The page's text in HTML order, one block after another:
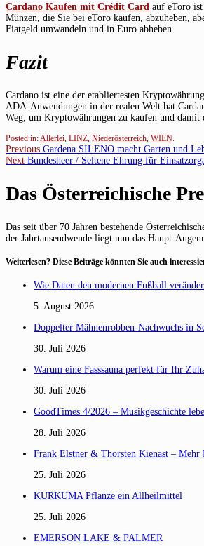
Cardano Kaufen mit Crédit Card auf eToro
Münzen, die Sie bei eToro kaufen, abzuheben,
Fiatgeld umwandeln und in Euro abheben.
Fazit
Cardano ist eine der etabliertesten
ADA-Anwendungen in der realen Welt hat
Weg, um Kryptowährungen zu kaufen und damit
Posted in:Allerlei, LINZ, Niederösterreich, WIEN.
Beitragsnavigation
Previous Previous
post:
Gardena SILENO macht Garten und
Next Next
Bundesheer / Seltene Ehrung für
Das Österreichische
Das seit über 70 Jahren bestehende
der Jahrtausendwende liegt nun das Haupt-
Weiterlesen? Diese Beiträge könnten Sie auch
Wie Daten den modernen Fußball
5. August 2026
Doppelter Mähnenrobben-Nachwuchs in
30. Juli 2026
Warum eine Fasssauna perfekt für Ihr
30. Juli 2026
GoodTimes 4/2026 – Musikgeschichte
28. Juli 2026
Frank Elstner & Thorsten Kienast –
25. Juli 2026
KURKUMA Pflanze ein Allheilmittel
25. Juli 2026
EMERSON LAKE & PALMER